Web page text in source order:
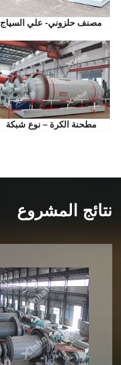
مصنف حلزوني- علي السياج
مطحنة الكرة – نوع شبكة
نتائج المشروع